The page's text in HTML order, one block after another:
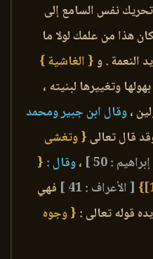
نفس السامع إلى
هذا من علمك لولا ما
النعمة . و{ الغاشية }
وتغييرها لبنيته ،
،وقال ابن جبير ومحمد
قال تعالى { وتغشى
: 50 ] ،وقال : {
} [ الأعراف : 41 ]
فهي
قوله تعالى : { وجوه